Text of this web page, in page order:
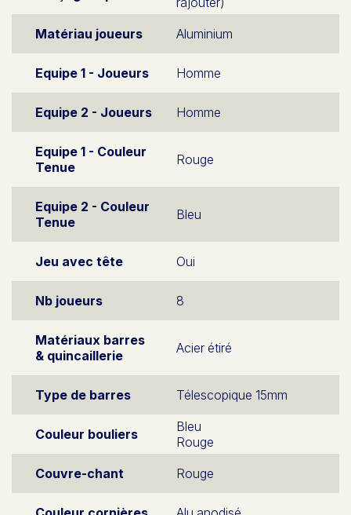
Matériau joueurs
Aluminium
Equipe 1 - Joueurs Homme
Equipe 2 - Joueurs Homme
Equipe 1 - Couleur
Tenue
Rouge
Equipe 2 - Couleur
Tenue
Bleu
Jeu avec tête Oui
Nb joueurs 8
Matériaux barres
& quincaillerie
Acier étiré
Type de barres Télescopique 15mm
Couleur bouliers
Bleu
Rouge
Couvre-chant
Rouge